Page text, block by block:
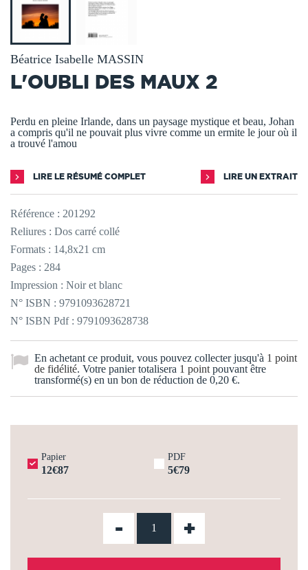
Béatrice Isabelle MASSIN
L'OUBLI DES MAUX 2
Perdu en pleine Irlande, dans un paysage mystique et beau, Johan
a compris qu'il ne pouvait plus vivre comme un ermite le jour où il
a trouvé l'amou
LIRE LE RÉSUMÉ COMPLET LIRE UN EXTRAIT
Référence : 201292
Reliures : Dos carré collé
Formats : 14,8x21 cm
Pages : 284
Impression : Noir et blanc
N° ISBN : 9791093628721
N° ISBN Pdf : 9791093628738
En achetant ce produit, vous pouvez collecter jusqu'à 1 point
de fidélité. Votre panier totalisera 1 point pouvant être
transformé(s) en un bon de réduction de 0,20 €.
Papier
12€87
PDF
5€79
- +